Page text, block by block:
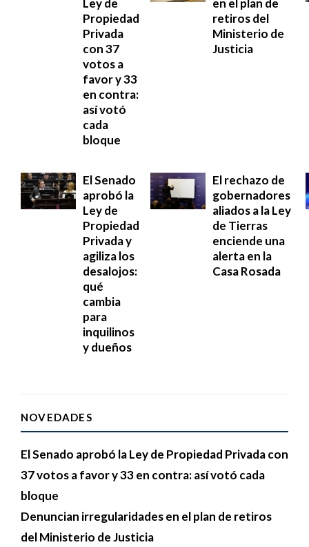
Propiedad
Privada
con 37
votos a
favor y 33
en contra:
así votó
cada
bloque
retiros del
Ministerio de
Justicia
El Senado
aprobó la
Ley de
Propiedad
Privada y
agiliza los
desalojos:
qué
cambia
para
inquilinos
y dueños
El rechazo de
gobernadores
aliados a la Ley
de Tierras
enciende una
alerta en la
Casa Rosada
NOVEDADES
El Senado aprobó la Ley de Propiedad Privada con
37 votos a favor y 33 en contra: así votó cada
bloque
Denuncian irregularidades en el plan de retiros
del Ministerio de Justicia